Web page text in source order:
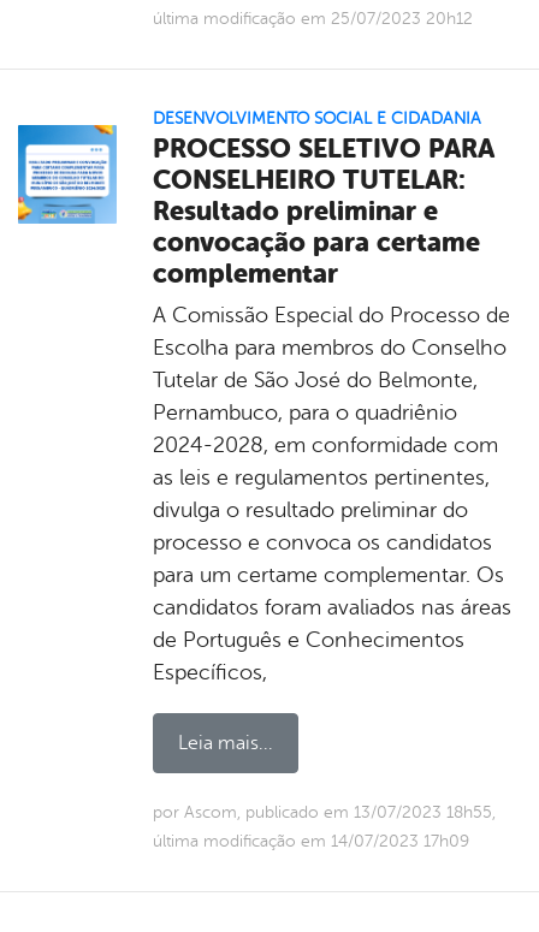
última modificação em 25/07/2023 20h12
DESENVOLVIMENTO SOCIAL E CIDADANIA
PROCESSO SELETIVO PARA
CONSELHEIRO TUTELAR:
Resultado preliminar e
convocação para certame
complementar
A Comissão Especial do Processo de
Escolha para membros do Conselho
Tutelar de São José do Belmonte,
Pernambuco, para o quadriênio
2024-2028, em conformidade com
as leis e regulamentos pertinentes,
divulga o resultado preliminar do
processo e convoca os candidatos
para um certame complementar. Os
candidatos foram avaliados nas áreas
de Português e Conhecimentos
Específicos,
Leia mais...
por Ascom, publicado em 13/07/2023 18h55,
última modificação em 14/07/2023 17h09